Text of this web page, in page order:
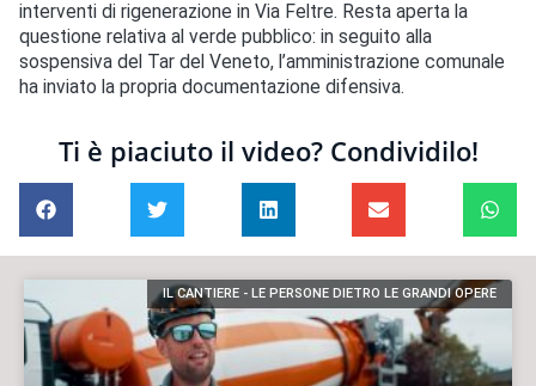
interventi di rigenerazione in Via Feltre. Resta aperta la
questione relativa al verde pubblico: in seguito alla
sospensiva del Tar del Veneto, l’amministrazione comunale
ha inviato la propria documentazione difensiva.
Ti è piaciuto il video? Condividilo!
IL CANTIERE - LE PERSONE DIETRO LE GRANDI OPERE